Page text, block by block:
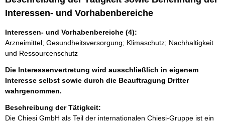
Interessen- und Vorhabenbereiche
Interessen- und Vorhabenbereiche (4):
Arzneimittel; Gesundheitsversorgung; Klimaschutz; Nachhaltigkeit
und Ressourcenschutz
Die Interessenvertretung wird ausschließlich in eigenem
Interesse selbst sowie durch die Beauftragung Dritter
wahrgenommen.
Beschreibung der Tätigkeit:
Die Chiesi GmbH als Teil der internationalen Chiesi-Gruppe ist ein